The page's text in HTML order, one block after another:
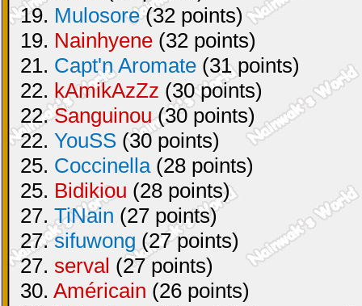
19. Mulosore(32 points)
19. Nainhyene (32 points)
21. Capt'n Aromate (31 points)
22. kAmikAzZz (30 points)
22.Sanguinou(30 points)
22. YouSS (30 points)
25. Coccinella(28 points)
25. Bidikiou (28 points)
27. TiNain (27 points)
27.sifuwong (27 points)
27. serval (27 points)
30. Américain (26 points)